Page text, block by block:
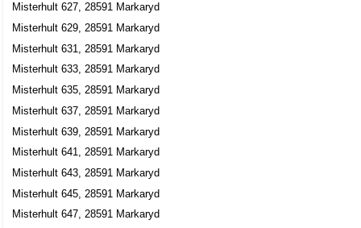
Misterhult 627, 28591 Markaryd
Misterhult 629, 28591 Markaryd
Misterhult 631, 28591 Markaryd
Misterhult 633, 28591 Markaryd
Misterhult 635, 28591 Markaryd
Misterhult 637, 28591 Markaryd
Misterhult 639, 28591 Markaryd
Misterhult 641, 28591 Markaryd
Misterhult 643, 28591 Markaryd
Misterhult 645, 28591 Markaryd
Misterhult 647, 28591 Markaryd